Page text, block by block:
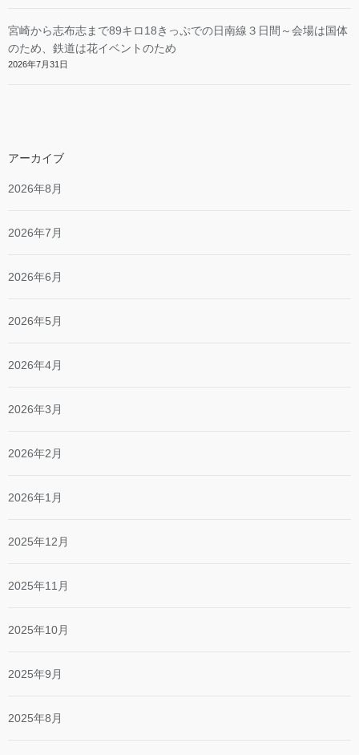
宮崎から志布志まで89キロ18きっぷでの日南線３日間～会場は国体
のため、鉄道は花イベントのため
2026年7月31日
アーカイブ
2026年8月
2026年7月
2026年6月
2026年5月
2026年4月
2026年3月
2026年2月
2026年1月
2025年12月
2025年11月
2025年10月
2025年9月
2025年8月